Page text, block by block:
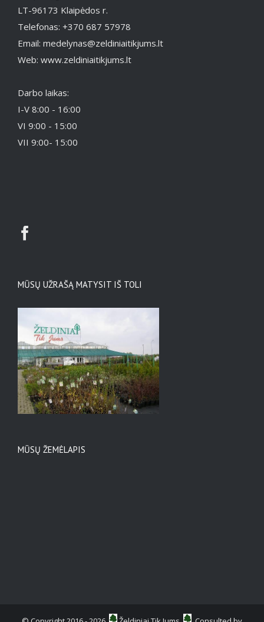
LT-96173 Klaipėdos r.
Telefonas: +370 687 57978
Email: medelynas@zeldiniaitikjums.lt
Web: www.zeldiniaitikjums.lt
Darbo laikas:
I-V 8:00 - 16:00
VI 9:00 - 15:00
VII 9:00- 15:00
MŪSŲ UŽRAŠĄ MATYSIT IŠ TOLI
MŪSŲ ŽEMĖLAPIS